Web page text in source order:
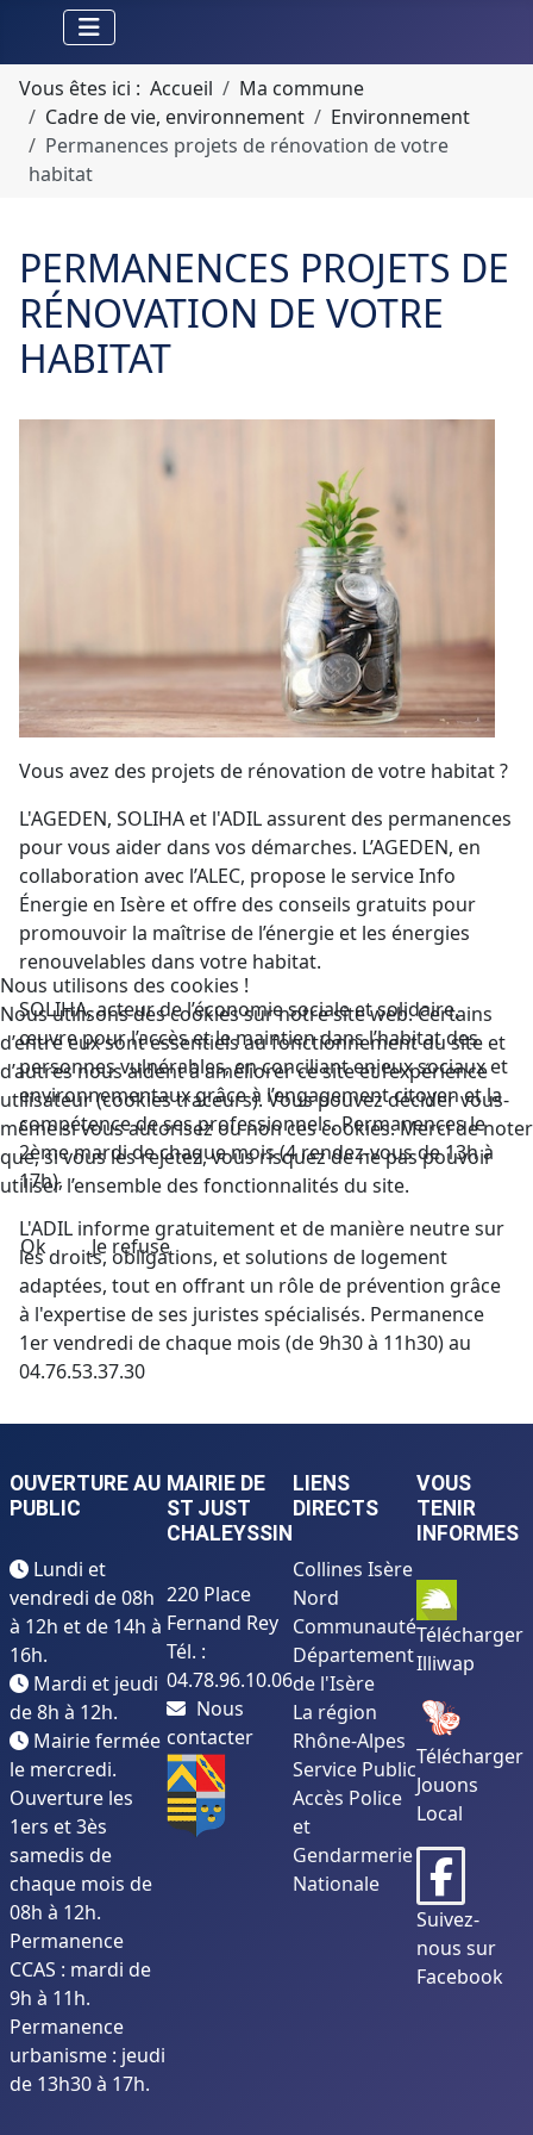
Vous êtes ici : Accueil
Ma commune
Cadre de vie, environnement
Environnement
Permanences projets de rénovation de votre
habitat
PERMANENCES PROJETS DE
RÉNOVATION DE VOTRE
HABITAT
Vous avez des projets de rénovation de votre habitat ?
L'AGEDEN, SOLIHA et l'ADIL assurent des permanences
pour vous aider dans vos démarches. L’AGEDEN, en
collaboration avec l’ALEC, propose le service Info
Énergie en Isère et offre des conseils gratuits pour
promouvoir la maîtrise de l’énergie et les énergies
renouvelables dans votre habitat.
SOLIHA, acteur de l’économie sociale et solidaire,
œuvre pour l’accès et le maintien dans l’habitat des
personnes vulnérables, en conciliant enjeux sociaux et
environnementaux grâce à l’engagement citoyen et la
compétence de ses professionnels. Permanences le
2ème mardi de chaque mois (4 rendez-vous de 13h à
17h),
L'ADIL informe gratuitement et de manière neutre sur
les droits, obligations, et solutions de logement
adaptées, tout en offrant un rôle de prévention grâce
à l'expertise de ses juristes spécialisés. Permanence
1er vendredi de chaque mois (de 9h30 à 11h30) au
04.76.53.37.30
OUVERTURE AU
PUBLIC
Lundi et
vendredi de 08h
à 12h et de 14h à
16h.
Mardi et jeudi
de 8h à 12h.
Mairie fermée
le mercredi.
Ouverture les
1ers et 3ès
samedis de
chaque mois de
08h à 12h.
Permanence
CCAS : mardi de
9h à 11h.
Permanence
urbanisme : jeudi
de 13h30 à 17h.
MAIRIE DE
ST JUST
CHALEYSSIN
220 Place
Fernand Rey
Tél. :
04.78.96.10.06
Nous
contacter
LIENS
DIRECTS
Collines Isère
Nord
Communauté
Département
de l'Isère
La région
Rhône-Alpes
Service Public
Accès Police
et
Gendarmerie
Nationale
VOUS
TENIR
INFORMES
Télécharger
Illiwap
Télécharger
Jouons
Local
Suivez-
nous sur
Facebook
Nous utilisons des cookies !
Nous utilisons des cookies sur notre site web. Certains
d’entre eux sont essentiels au fonctionnement du site et
d’autres nous aident à améliorer ce site et l’expérience
utilisateur (cookies traceurs). Vous pouvez décider vous-
même si vous autorisez ou non ces cookies. Merci de noter
que, si vous les rejetez, vous risquez de ne pas pouvoir
utiliser l’ensemble des fonctionnalités du site.
Ok Je refuse